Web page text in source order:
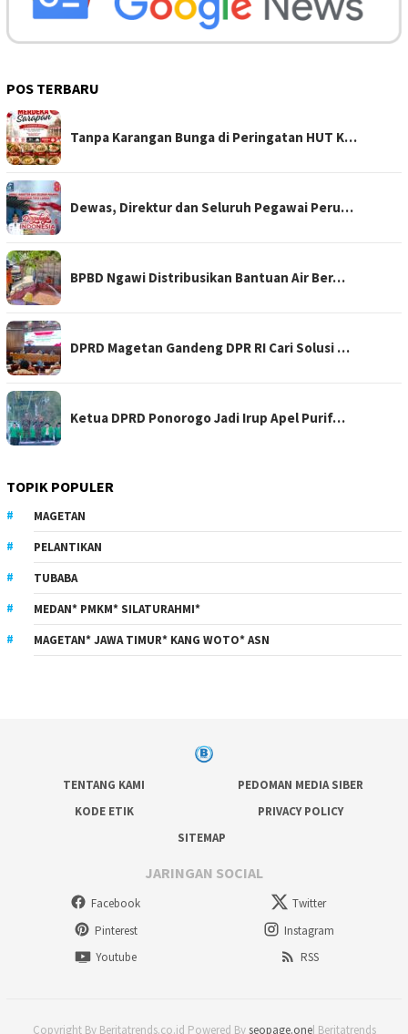
POS TERBARU
Tanpa Karangan Bunga di Peringatan HUT K…
Dewas, Direktur dan Seluruh Pegawai Peru…
BPBD Ngawi Distribusikan Bantuan Air Ber…
DPRD Magetan Gandeng DPR RI Cari Solusi …
Ketua DPRD Ponorogo Jadi Irup Apel Purif…
TOPIK POPULER
MAGETAN
PELANTIKAN
TUBABA
MEDAN* PMKM* SILATURAHMI*
MAGETAN* JAWA TIMUR* KANG WOTO* ASN
TENTANG KAMI
PEDOMAN MEDIA SIBER
KODE ETIK
PRIVACY POLICY
SITEMAP
JARINGAN SOCIAL
Facebook
Twitter
Pinterest
Instagram
Youtube
RSS
Copyright By Beritatrends.co.id Powered Byseopage.one| Beritatrends